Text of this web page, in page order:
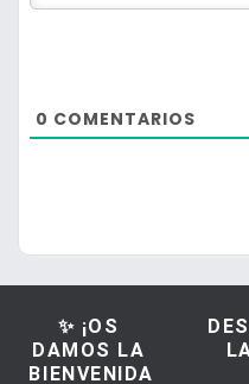
0 COMENTARIOS
✨ ¡OS
DAMOS LA
BIENVENIDA